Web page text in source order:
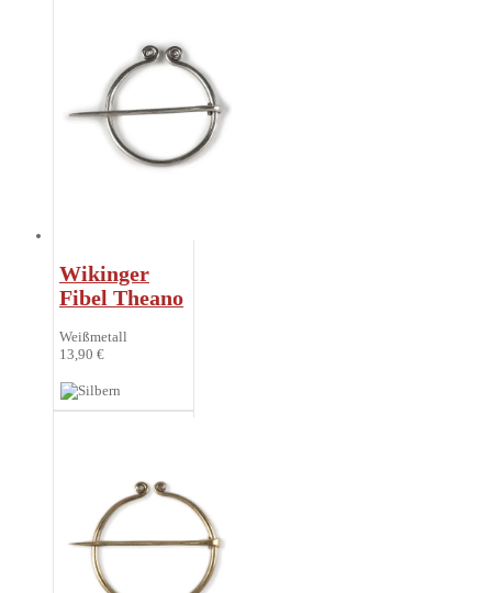
Wikinger
Fibel Theano
Weißmetall
13,90 €